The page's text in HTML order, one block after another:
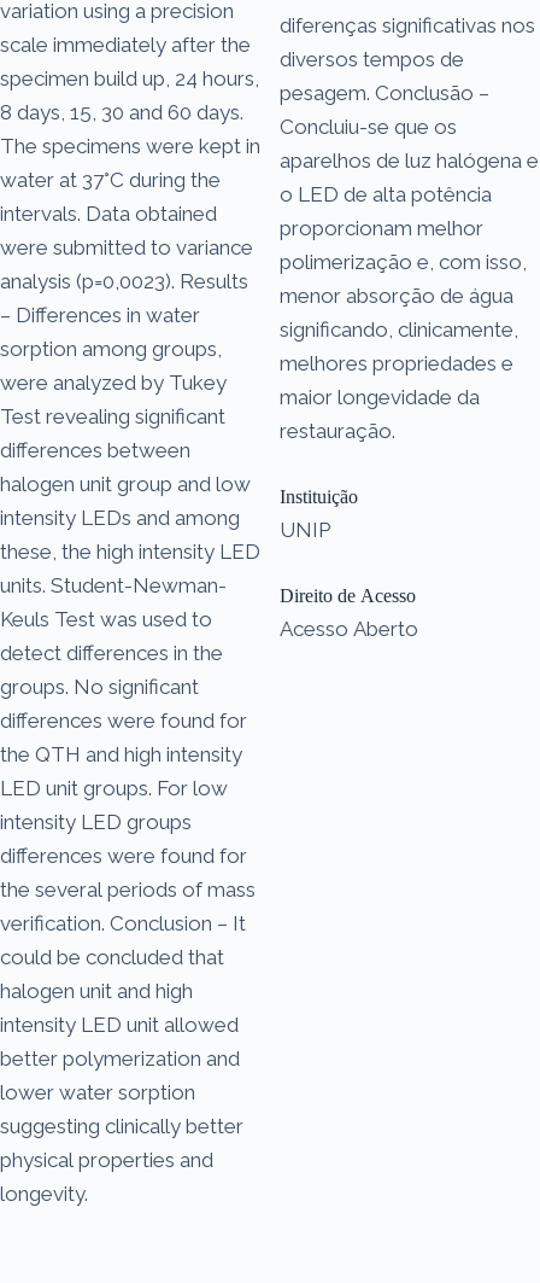
variation using a precision
scale immediately after the
specimen build up, 24 hours,
8 days, 15, 30 and 60 days.
The specimens were kept in
water at 37°C during the
intervals. Data obtained
were submitted to variance
analysis (p=0,0023). Results
– Differences in water
sorption among groups,
were analyzed by Tukey
Test revealing significant
differences between
halogen unit group and low
intensity LEDs and among
these, the high intensity LED
units. Student-Newman-
Keuls Test was used to
detect differences in the
groups. No significant
differences were found for
the QTH and high intensity
LED unit groups. For low
intensity LED groups
differences were found for
the several periods of mass
verification. Conclusion – It
could be concluded that
halogen unit and high
intensity LED unit allowed
better polymerization and
lower water sorption
suggesting clinically better
physical properties and
longevity.
diferenças significativas nos
diversos tempos de
pesagem. Conclusão –
Concluiu-se que os
aparelhos de luz halógena e
o LED de alta potência
proporcionam melhor
polimerização e, com isso,
menor absorção de água
significando, clinicamente,
melhores propriedades e
maior longevidade da
restauração.
Instituição
UNIP
Direito de Acesso
Acesso Aberto